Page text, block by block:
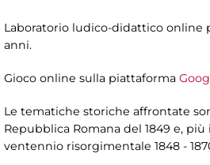
Laboratorio ludico-didattico online
anni.
Gioco online sulla piattaforma
Le tematiche storiche affrontate
Repubblica Romana del 1849 e,
ventennio risorgimentale 1848 -